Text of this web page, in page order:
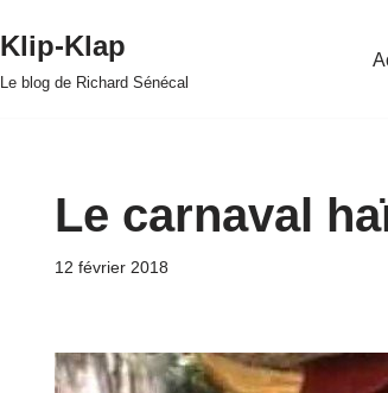
Klip-Klap
Le blog de Richard Sénécal
Le carnaval
12 février 2018